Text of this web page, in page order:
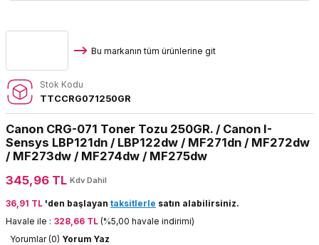
Bu markanın tüm ürünlerine git
Stok Kodu
TTCCRG071250GR
Canon CRG-071 Toner Tozu 250GR. / Canon I-
Sensys LBP121dn / LBP122dw / MF271dn / MF272dw
/ MF273dw / MF274dw / MF275dw
345,96 TL Kdv Dahil
36,91 TL 'den başlayan taksitlerle satın alabilirsiniz.
Havale ile : 328,66 TL (%5,00 havale indirimi)
Yorumlar (0) Yorum Yaz